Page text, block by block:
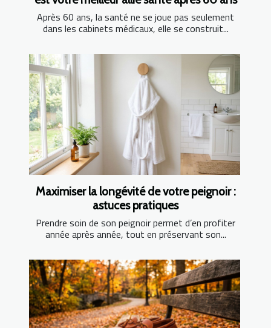
Après 60 ans, la santé ne se joue pas seulement
dans les cabinets médicaux, elle se construit...
Maximiser la longévité de votre peignoir :
astuces pratiques
Prendre soin de son peignoir permet d’en profiter
année après année, tout en préservant son...